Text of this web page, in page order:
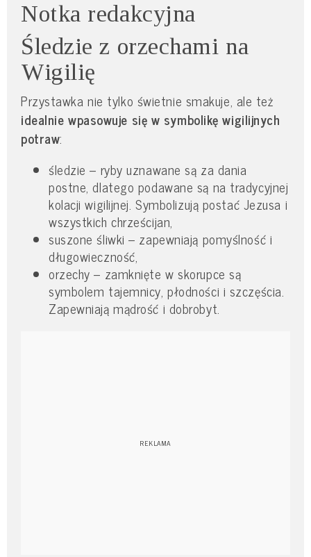
Notka redakcyjna
Śledzie z orzechami na
Wigilię
Przystawka nie tylko świetnie smakuje, ale też
idealnie wpasowuje się w symbolikę wigilijnych
potraw:
śledzie – ryby uznawane są za dania
postne, dlatego podawane są na tradycyjnej
kolacji wigilijnej. Symbolizują postać Jezusa i
wszystkich chrześcijan,
suszone śliwki – zapewniają pomyślność i
długowieczność,
orzechy – zamknięte w skorupce są
symbolem tajemnicy, płodności i szczęścia.
Zapewniają mądrość i dobrobyt.